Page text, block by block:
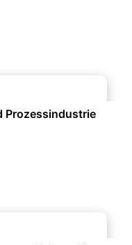
Prozessindustrie